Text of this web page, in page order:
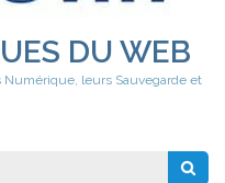
DU WEB
Numérique, leurs Sauvegarde et
Rechercher